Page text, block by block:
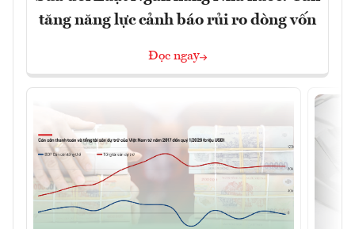
tăng năng lực cảnh báo rủi ro dòng vốn
Đọc ngay